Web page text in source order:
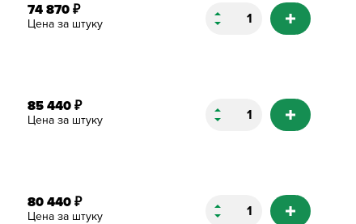
74 870 ₽
Цена за штуку
85 440 ₽
Цена за штуку
80 440 ₽
Цена за штуку